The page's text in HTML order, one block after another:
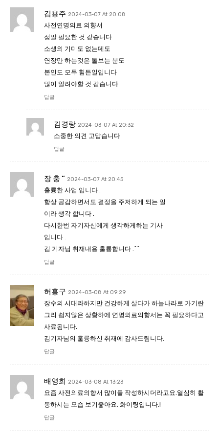
김용주 2024-03-07 At 20:08
사전연명의료 의향서
정말 필요한 것 같습니다
소생의 기미도 없는데도
연장만 하는것은 돌보는 분도
본인도 모두 힘든일입니다
많이 알려야할 것 같습니다
답글
김경랑 2024-03-07 At 20:32
소중한 의견 고맙습니다
답글
장 충 “ 2024-03-07 At 20:45
훌륭한 사업 입니다 .
항상 공감하면서도 결정을 주저하게 되는 일
이라 생각 합니다 .
다시한번 자기자신에게 생각하게하는 기사
입니다 .
김 기자님 취재내용 훌륭합니다 .^^
답글
허홍구 2024-03-08 At 09:29
장수의 시대라하지만 건강하게 살다가 하늘나라로 가기란
그리 쇱지않은 상황하에 연명의료의향서는 꼭 필요하다고
사료됨니다.
김기자님의 훌륭하신 취재에 감사드림니다.
답글
배영희 2024-03-08 At 13:23
요즘 사전의료의향서 많이들 작성하시더라고요.열심히 활
동하시는 모습 보기좋아요. 화이팅입니다.!
답글